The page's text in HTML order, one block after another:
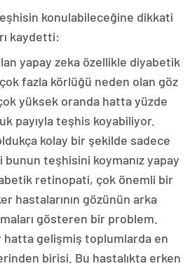
konulabileceğine dikkati
kaydetti:
yapay zeka özellikle diyabetik
fazla körlüğü neden olan göz
yüksek oranda hatta yüzde
payıyla teşhis koyabiliyor.
kolay bir şekilde sadece
teşhisini koymanız yapay
retinopati, çok önemli bir
hastalarının gözünün arka
gösteren bir problem.
gelişmiş toplumlarda en
birisi. Bu hastalıkta erken